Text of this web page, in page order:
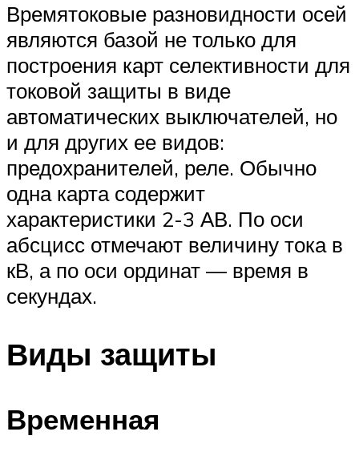
Времятоковые разновидности осей
являются базой не только для
построения карт селективности для
токовой защиты в виде
автоматических выключателей, но
и для других ее видов:
предохранителей, реле. Обычно
одна карта содержит
характеристики 2-3 АВ. По оси
абсцисс отмечают величину тока в
кВ, а по оси ординат — время в
секундах.
Виды защиты
Временная